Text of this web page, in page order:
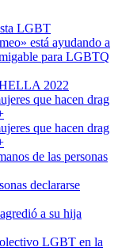
LGBT
está ayudando a
para LGBTQ
2022
que hacen drag
que hacen drag
de las personas
declararse
a su hija
LGBT en la